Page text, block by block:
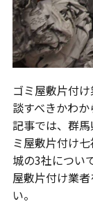
ゴミ屋敷片付
談すべきかわ
記事では、群
ミ屋敷片付け
城の3社につい
屋敷片付け業
い。